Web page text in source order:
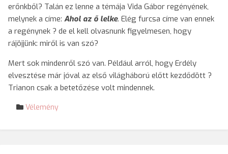
erőnkből? Talán ez lenne a témája Vida Gábor regényének,
melynek a címe: Ahol az ő lelke. Elég furcsa címe van ennek
a regénynek ? de el kell olvasnunk figyelmesen, hogy
rájöjjünk: miről is van szó?
Mert sok mindenről szó van. Például arról, hogy Erdély
elvesztése már jóval az első világháború előtt kezdődött ?
Trianon csak a betetőzése volt mindennek.
Vélemény